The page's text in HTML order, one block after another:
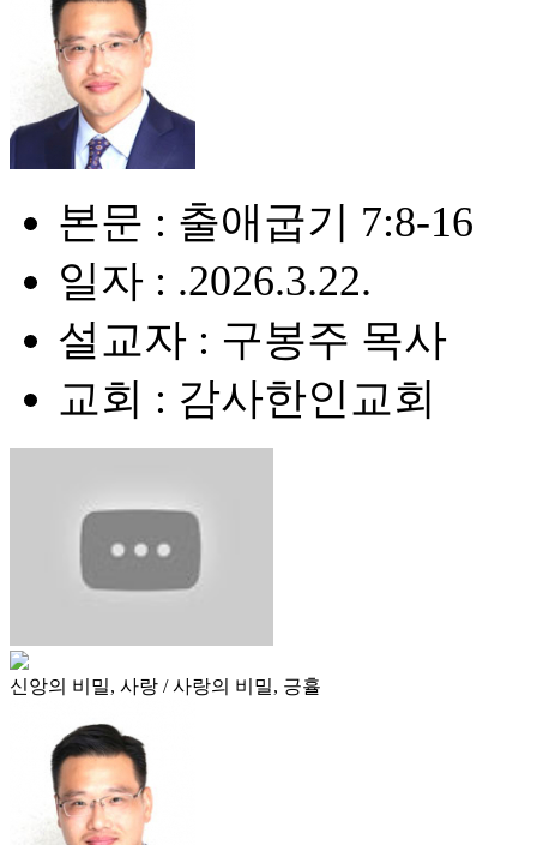
본문 : 출애굽기 7:8-16
일자 : .2026.3.22.
설교자 : 구봉주 목사
교회 : 감사한인교회
신앙의 비밀, 사랑 / 사랑의 비밀, 긍휼